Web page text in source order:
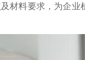
材料要求，为企